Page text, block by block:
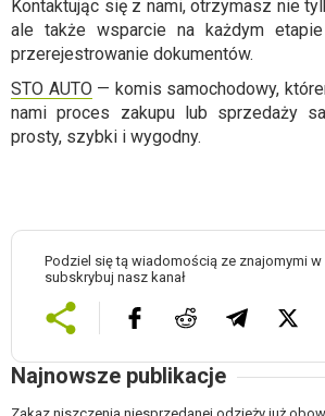
Kontaktując się z nami, otrzymasz nie
ale także wsparcie na każdym
przerejestrowanie dokumentów.
STO AUTO — komis samochodowy,
nami proces zakupu lub sprzedaży
prosty, szybki i wygodny.
Podziel się tą wiadomością ze znajomymi
subskrybuj nasz kanał
Najnowsze publikacje